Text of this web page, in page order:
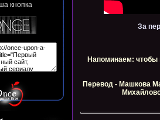
кнопка
За
Напоминаем: чтобы
Перевод - Машкова